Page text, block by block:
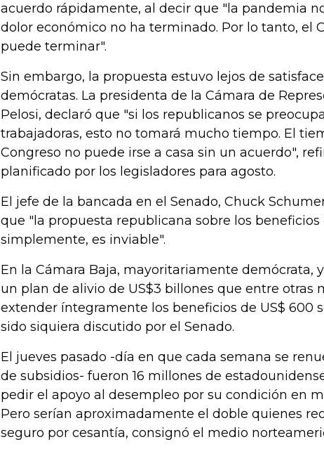
acuerdo rápidamente, al decir que "la pandemia
dolor económico no ha terminado. Por lo tanto, el
puede terminar".
Sin embargo, la propuesta estuvo lejos de
demócratas. La presidenta de la Cámara de
Pelosi, declaró que "si los republicanos se
trabajadoras, esto no tomará mucho tiempo. El
Congreso no puede irse a casa sin un acuerdo",
planificado por los legisladores para agosto.
El jefe de la bancada en el Senado, Chuck
que "la propuesta republicana sobre los beneficios
simplemente, es inviable".
En la Cámara Baja, mayoritariamente demócrata,
un plan de alivio de US$3 billones que entre otras
extender íntegramente los beneficios de US$ 600
sido siquiera discutido por el Senado.
El jueves pasado -día en que cada semana se
de subsidios- fueron 16 millones de
pedir el apoyo al desempleo por su condición en
Pero serían aproximadamente el doble quienes
seguro por cesantía, consignó el medio